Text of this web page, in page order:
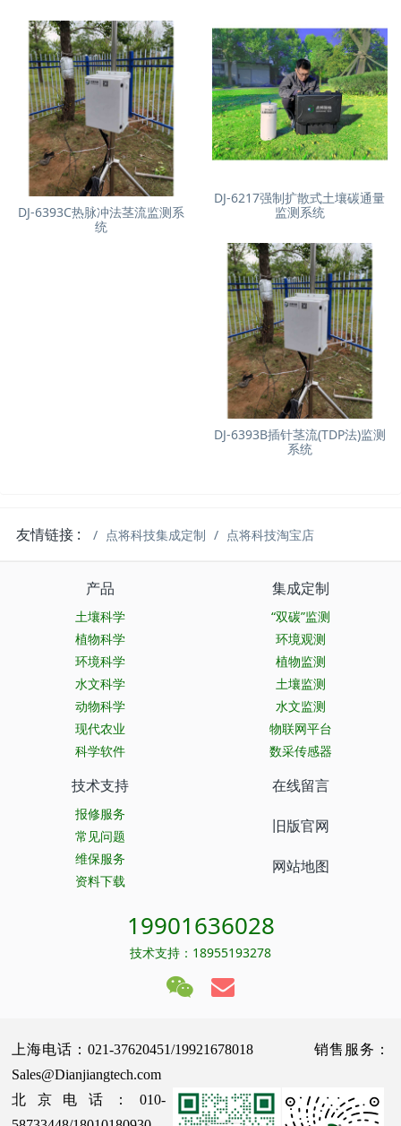
DJ-6217强制扩散式土壤碳通量
监测系统
DJ-6393C热脉冲法茎流监测系
统
DJ-6393B插针茎流(TDP法)监测
系统
友情链接 : 点将科技集成定制 点将科技淘宝店
产品
土壤科学
植物科学
环境科学
水文科学
动物科学
现代农业
科学软件
集成定制
“双碳”监测
环境观测
植物监测
土壤监测
水文监测
物联网平台
数采传感器
技术支持
报修服务
常见问题
维保服务
资料下载
在线留言
旧版官网
网站地图
19901636028
技术支持：18955193278
上海电话：021-37620451/19921678018 销售服务：
Sales@Dianjiangtech.com
北京电话：010-